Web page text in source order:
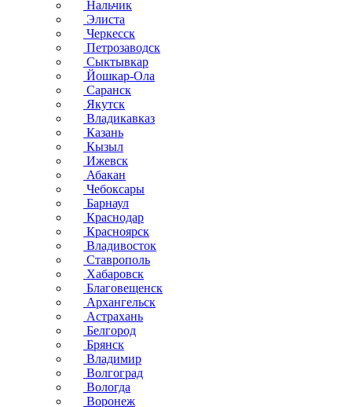
Нальчик
Элиста
Черкесск
Петрозаводск
Сыктывкар
Йошкар-Ола
Саранск
Якутск
Владикавказ
Казань
Кызыл
Ижевск
Абакан
Чебоксары
Барнаул
Краснодар
Красноярск
Владивосток
Ставрополь
Хабаровск
Благовещенск
Архангельск
Астрахань
Белгород
Брянск
Владимир
Волгоград
Вологда
Воронеж